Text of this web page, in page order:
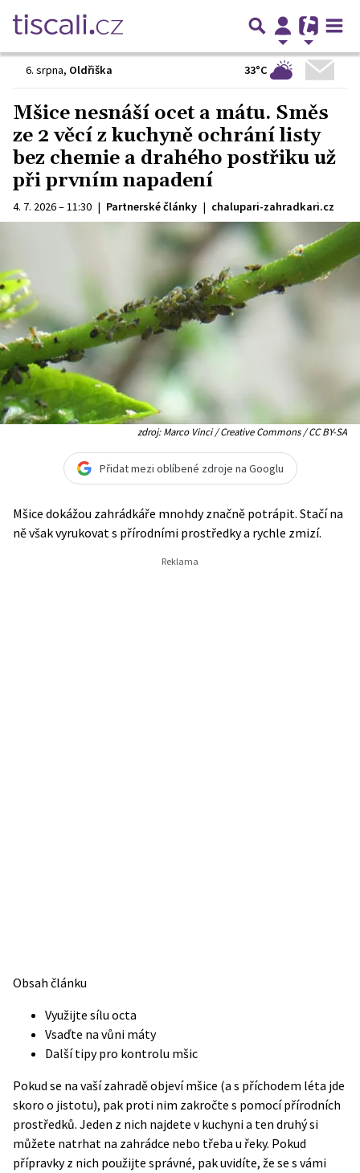
6. srpna, Oldřiška 33°C
Mšice nesnáší ocet a mátu. Směs
ze 2 věcí z kuchyně ochrání listy
bez chemie a drahého postřiku už
při prvním napadení
4. 7. 2026 – 11:30 | Partnerské články | chalupari-zahradkari.cz
zdroj: Marco Vinci / Creative Commons / CC BY-SA
Přidat mezi oblíbené zdroje na Googlu
Mšice dokážou zahrádkáře mnohdy značně potrápit. Stačí na
ně však vyrukovat s přírodními prostředky a rychle zmizí.
Obsah článku
Využijte sílu octa
Vsaďte na vůni máty
Další tipy pro kontrolu mšic
Pokud se na vaší zahradě objeví mšice (a s příchodem léta jde
skoro o jistotu), pak proti nim zakročte s pomocí přírodních
prostředků. Jeden z nich najdete v kuchyni a ten druhý si
můžete natrhat na zahrádce nebo třeba u řeky. Pokud
přípravky z nich použijte správné, pak uvidíte, že se s vámi